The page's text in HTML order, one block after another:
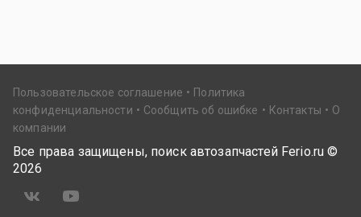
Пользовательское соглашение
Политика
конфиденциальности
Сообщить об ошибке Контакты
О
компании
Все права защищены, поиск автозапчастей Ferio.ru ©
2026